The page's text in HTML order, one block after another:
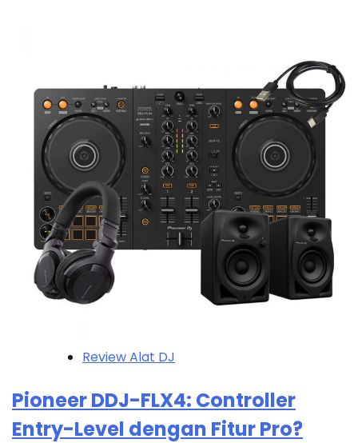
Review Alat DJ
Pioneer DDJ-FLX4: Controller
Entry-Level dengan Fitur Pro?